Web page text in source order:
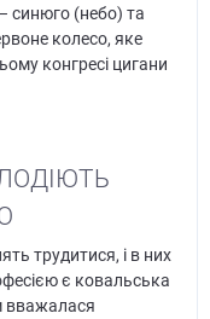
синюго (небо) та
колесо, яке
конгресі цигани
трудитися, і в них
є ковальська
вважалася